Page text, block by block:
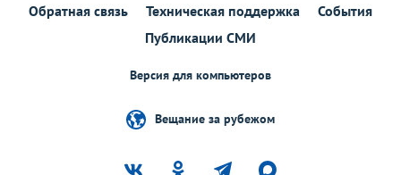
Обратная связь
Техническая поддержка
События
Публикации СМИ
Версия для компьютеров
Вещание за рубежом